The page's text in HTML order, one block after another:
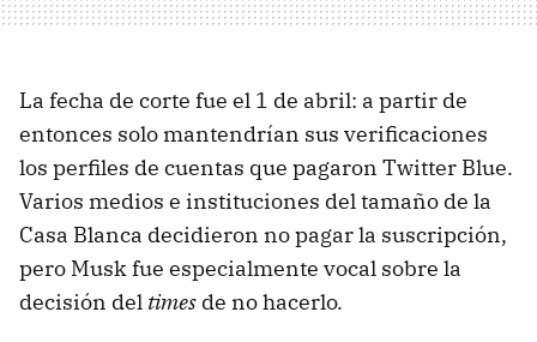
La fecha de corte fue el 1 de abril: a partir de
entonces solo mantendrían sus verificaciones
los perfiles de cuentas que pagaron Twitter Blue.
Varios medios e instituciones del tamaño de la
Casa Blanca decidieron no pagar la suscripción,
pero Musk fue especialmente vocal sobre la
decisión del times de no hacerlo.